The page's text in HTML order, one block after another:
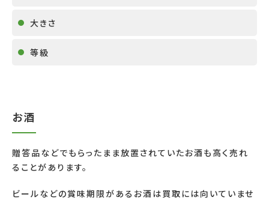
大きさ
等級
お酒
贈答品などでもらったまま放置されていたお酒も高く売れ
ることがあります。
ビールなどの賞味期限があるお酒は買取には向いていませ